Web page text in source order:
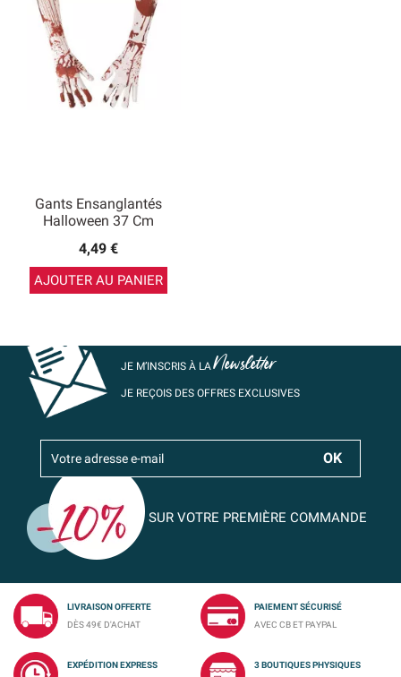
Gants Ensanglantés
Halloween 37 Cm
4,49 €
AJOUTER AU PANIER
JE M’INSCRIS À LANewsletter
JE REÇOIS DES OFFRES EXCLUSIVES
SUR VOTRE PREMIÈRE COMMANDE
LIVRAISON OFFERTE
DÈS 49€ D'ACHAT
PAIEMENT SÉCURISÉ
AVEC CB ET PAYPAL
EXPÉDITION EXPRESS
3 BOUTIQUES PHYSIQUES